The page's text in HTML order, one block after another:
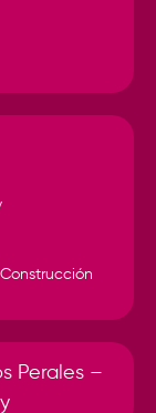
Perales –